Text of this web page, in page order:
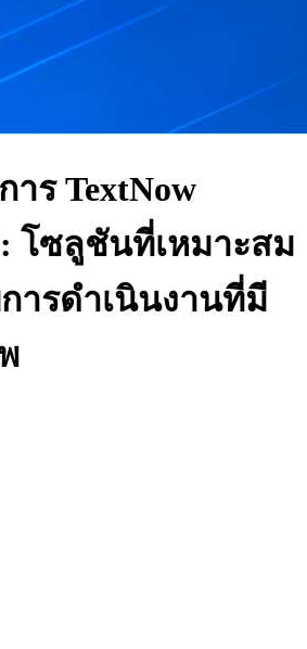
ร TextNow
โซลูชันที่เหมาะสม
ารดำเนินงานที่มี